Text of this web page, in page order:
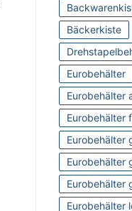
Bäckerkiste
Eurobehälter
Eurobehälter
Eurobehälter
Eurobehälter
Eurobehälter
Eurobehälter
Eurobehälter